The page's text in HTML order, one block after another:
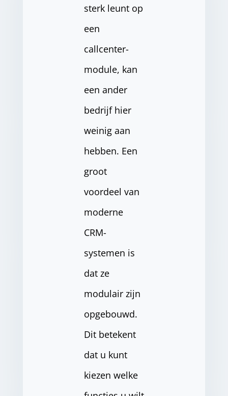
sterk leunt op
een
callcenter-
module, kan
een ander
bedrijf hier
weinig aan
hebben. Een
groot
voordeel van
moderne
CRM-
systemen is
dat ze
modulair zijn
opgebouwd.
Dit betekent
dat u kunt
kiezen welke